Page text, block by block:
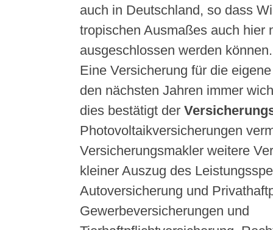
auch in Deutschland, so dass
tropischen Ausmaßes auch hier
ausgeschlossen werden können.
Eine Versicherung für die
den nächsten Jahren immer
dies bestätigt der
Photovoltaikversicherungen
Versicherungsmakler weitere
kleiner Auszug des
Autoversicherung und
Gewerbeversicherungen und